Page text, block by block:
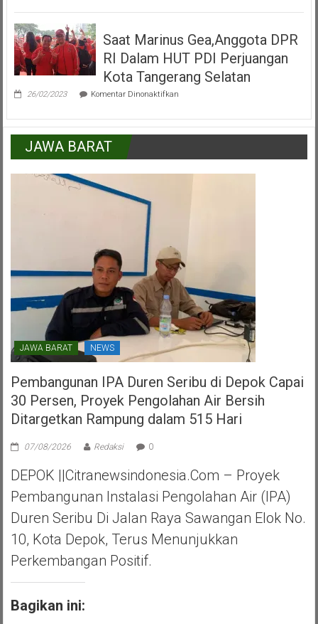
:
Kecamatan
Pamulang
Peran
Lapisan
Masyarakat
Saat Marinus Gea,Anggota DPR
RI Dalam HUT PDI Perjuangan
Kota Tangerang Selatan
26/02/2023 Komentar Dinonaktifkanpada
Gea,Anggota
DPR
Dalam
JAWA BARAT
JAWA BARAT NEWS
Pembangunan IPA Duren Seribu di Depok Capai
30 Persen, Proyek Pengolahan Air Bersih
Ditargetkan Rampung dalam 515 Hari
07/08/2026 Redaksi 0
DEPOK ||Citranewsindonesia.com – Proyek
Pembangunan Instalasi Pengolahan Air (IPA)
Duren Seribu Di Jalan Raya Sawangan Elok No.
10, Kota Depok, Terus Menunjukkan
Perkembangan Positif.
Bagikan ini: